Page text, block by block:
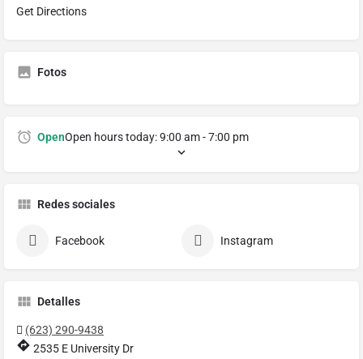
Get Directions
Fotos
OpenOpen hours today:9:00 am - 7:00 pm
Redes sociales
Facebook Instagram
Detalles
(623) 290-9438
2535 E University Dr